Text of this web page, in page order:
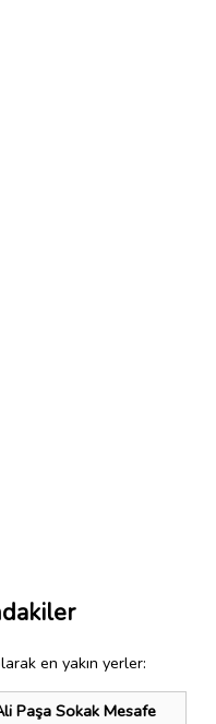
en yakın yerler:
Paşa Sokak Mesafe